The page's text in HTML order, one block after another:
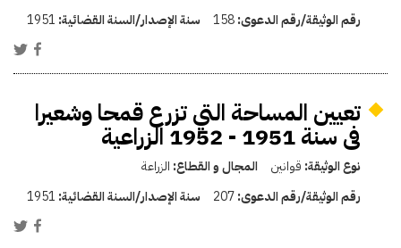
رقم الوثيقة/رقم الدعوى:158 سنة الإصدار/السنة القضائية: 1951
تعيين المساحة التي تزرع قمحا وشعيرا
فى سنة 1951 - 1952 الزراعية
نوع الوثيقة: قوانين المجال و القطاع: الزراعة
رقم الوثيقة/رقم الدعوى:207 سنة الإصدار/السنة القضائية: 1951